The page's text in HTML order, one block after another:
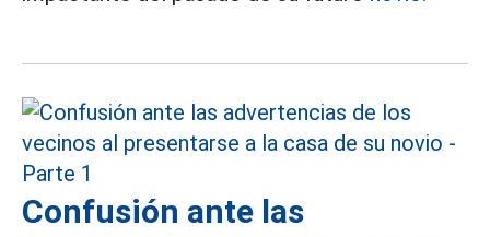
Confusión ante las